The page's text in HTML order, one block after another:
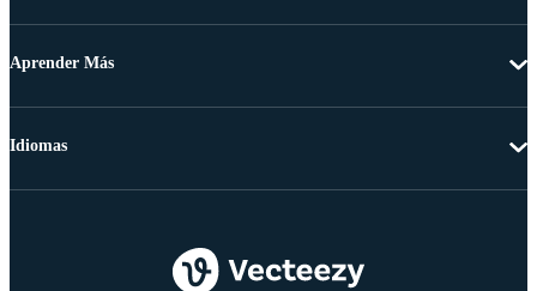
Aprender Más
Idiomas